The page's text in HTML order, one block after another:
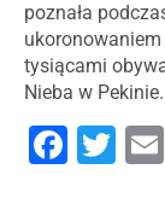
poznała
tysiącami
Nieba w Pekinie.